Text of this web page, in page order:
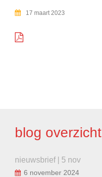
17 maart 2023
blog overzicht
nieuwsbrief | 5 nov
6 november 2024